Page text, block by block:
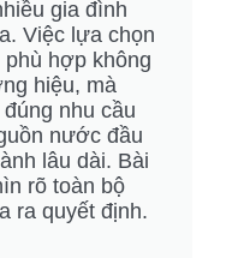
gia đình
Việc lựa chọn
hợp không
hiệu, mà
nhu cầu
nước đầu
lâu dài. Bài
rõ toàn bộ
ra quyết định.